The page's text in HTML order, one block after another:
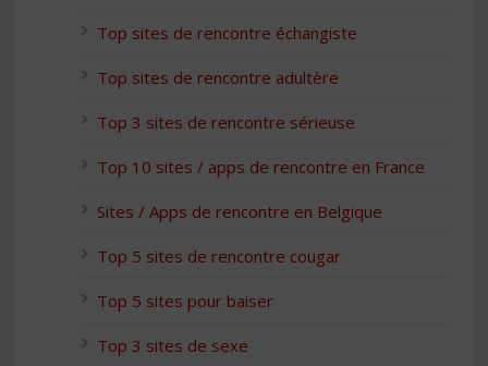
Top sites de rencontre échangiste
Top sites de rencontre adultère
Top 3 sites de rencontre sérieuse
Top 10 sites / apps de rencontre en France
Sites / Apps de rencontre en Belgique
Top 5 sites de rencontre cougar
Top 5 sites pour baiser
Top 3 sites de sexe